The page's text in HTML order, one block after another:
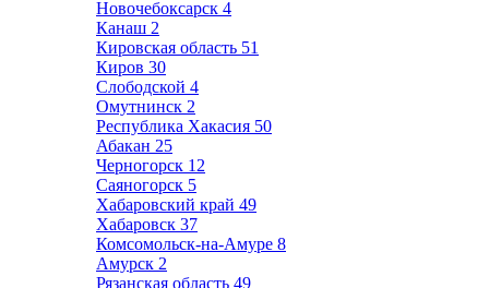
Новочебоксарск 4
Канаш 2
Кировская область 51
Киров 30
Слободской 4
Омутнинск 2
Республика Хакасия 50
Абакан 25
Черногорск 12
Саяногорск 5
Хабаровский край 49
Хабаровск 37
Комсомольск-на-Амуре 8
Амурск 2
Рязанская область 49